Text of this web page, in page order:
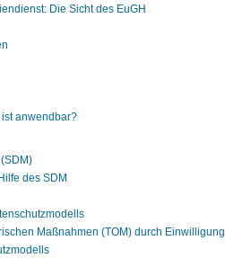
Die Sicht des EuGH
anwendbar?
des SDM
Maßnahmen (TOM) durch Einwilligung